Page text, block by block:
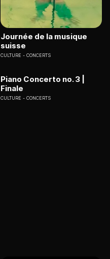
Journée de la musique
suisse
CULTURE CONCERTS
Piano Concerto no. 3 |
Finale
CULTURE CONCERTS